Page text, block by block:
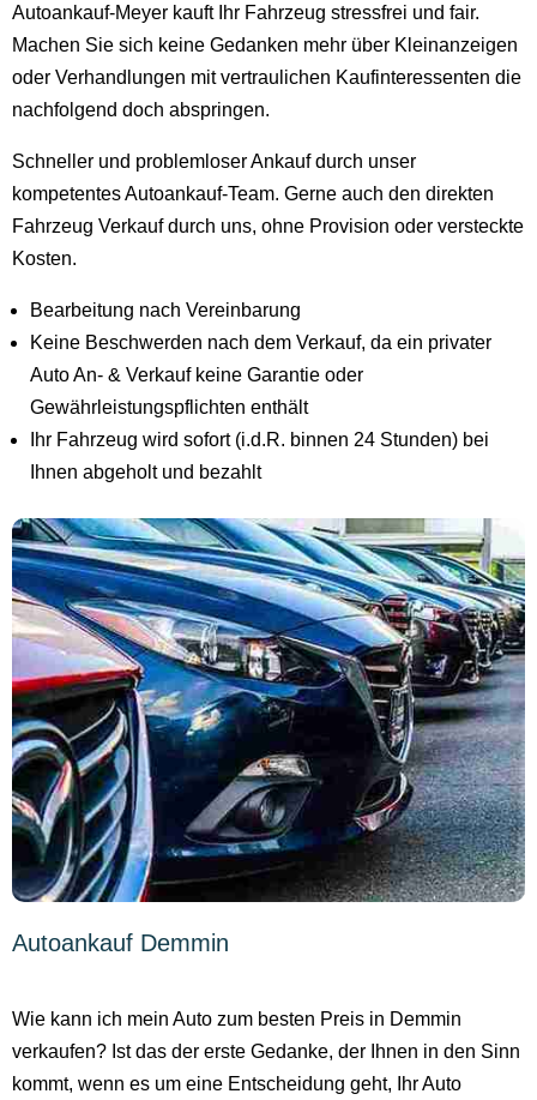
Autoankauf-Meyer kauft Ihr Fahrzeug stressfrei und fair.
Machen Sie sich keine Gedanken mehr über Kleinanzeigen
oder Verhandlungen mit vertraulichen Kaufinteressenten die
nachfolgend doch abspringen.
Schneller und problemloser Ankauf durch unser
kompetentes Autoankauf-Team. Gerne auch den direkten
Fahrzeug Verkauf durch uns, ohne Provision oder versteckte
Kosten.
Bearbeitung nach Vereinbarung
Keine Beschwerden nach dem Verkauf, da ein privater
Auto An- & Verkauf keine Garantie oder
Gewährleistungspflichten enthält
Ihr Fahrzeug wird sofort (i.d.R. binnen 24 Stunden) bei
Ihnen abgeholt und bezahlt
Autoankauf Demmin
Wie kann ich mein Auto zum besten Preis in Demmin
verkaufen? Ist das der erste Gedanke, der Ihnen in den Sinn
kommt, wenn es um eine Entscheidung geht, Ihr Auto